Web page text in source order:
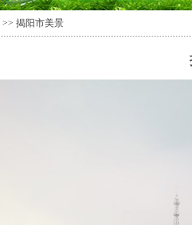
>> 揭阳市美景